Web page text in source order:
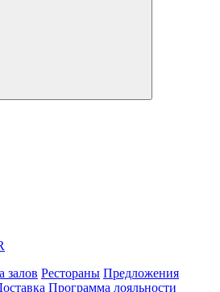
залов Рестораны Предложения
Программа лояльности